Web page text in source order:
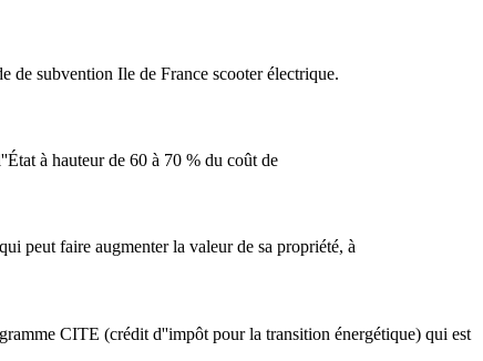
de subvention Ile de France scooter électrique.
à hauteur de 60 à 70 % du coût de
peut faire augmenter la valeur de sa propriété, à
CITE (crédit d''impôt pour la transition énergétique) qui est